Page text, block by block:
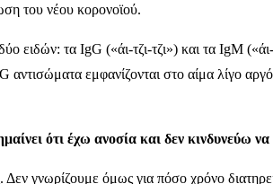
του νέου κορονοϊού.
ειδών: τα IgG («άι-τζι-τζι») και τα IgM
εμφανίζονται στο αίμα λίγο
ότι έχω ανοσία και δεν κινδυνεύω
γνωρίζουμε όμως για πόσο χρόνο